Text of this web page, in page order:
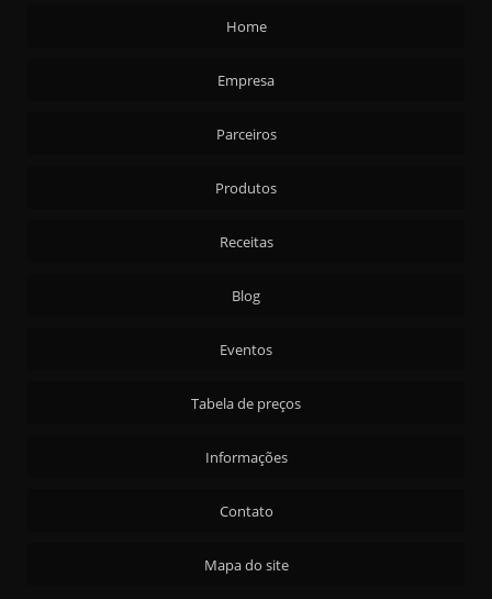
Home
Empresa
Parceiros
Produtos
Receitas
Blog
Eventos
Tabela de preços
Informações
Contato
Mapa do site